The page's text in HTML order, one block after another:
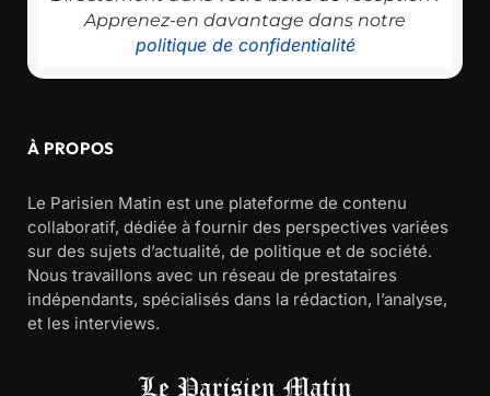
Apprenez-en davantage dans notre
politique de confidentialité
À PROPOS
Le Parisien Matin est une plateforme de contenu
collaboratif, dédiée à fournir des perspectives variées
sur des sujets d’actualité, de politique et de société.
Nous travaillons avec un réseau de prestataires
indépendants, spécialisés dans la rédaction, l’analyse,
et les interviews.